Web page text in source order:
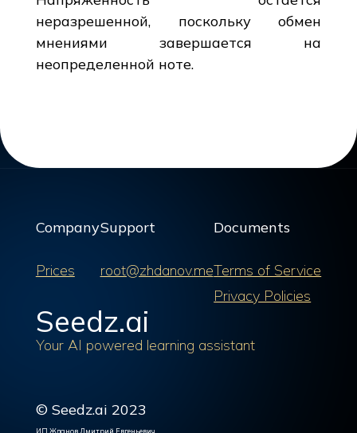
неразрешенной, поскольку обмен
мнениями завершается на
неопределенной ноте.
Company
Prices
Support
root@zhdanov.me
Documents
Terms of Service
Privacy Policies
Seedz.ai
Your AI powered learning assistant
© Seedz.ai 2023
ИП Жданов Дмитрий Евгеньевич